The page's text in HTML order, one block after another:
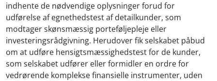
indhente de nødvendige oplysninger forud for
udførelse af egnethedstest af detailkunder, som
modtager skønsmæssig porteføljepleje eller
investeringsrådgivning. Herudover fik selskabet påbud
om at udføre hensigtsmæssighedstest for de kunder,
som selskabet udfører eller formidler en ordre for
vedrørende komplekse finansielle instrumenter, uden